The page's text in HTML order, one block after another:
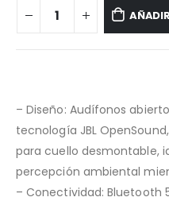
– Diseño: Audífonos
tecnología JBL
para cuello desmontable,
percepción ambiental
– Conectividad: Bluetooth